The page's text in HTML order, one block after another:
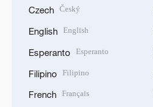
Czech Český
English English
Esperanto Esperanto
Filipino Filipino
French Français